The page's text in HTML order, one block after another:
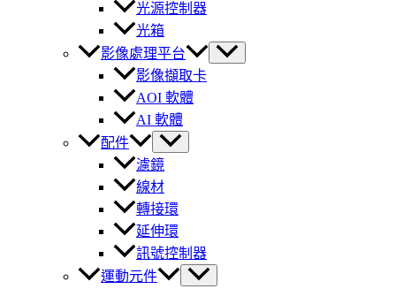
光源控制器
光箱
影像處理平台
影像擷取卡
AOI 軟體
AI 軟體
配件
濾鏡
線材
轉接環
延伸環
訊號控制器
運動元件